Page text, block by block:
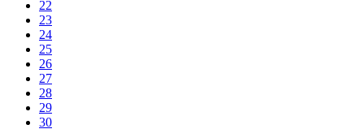
22
23
24
25
26
27
28
29
30